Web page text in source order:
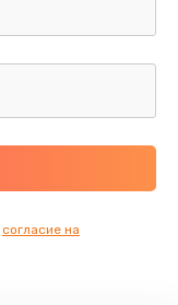
согласие на